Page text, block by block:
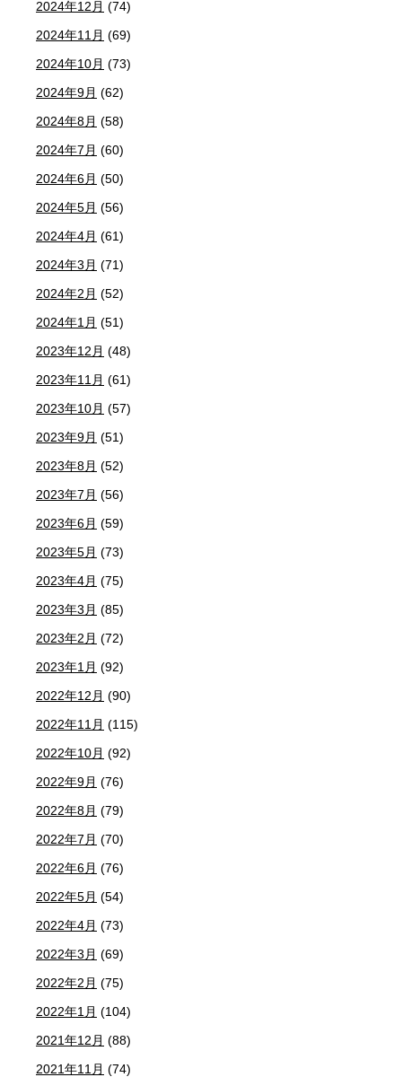
2024年12月 (74)
2024年11月 (69)
2024年10月 (73)
2024年9月 (62)
2024年8月 (58)
2024年7月 (60)
2024年6月 (50)
2024年5月 (56)
2024年4月 (61)
2024年3月 (71)
2024年2月 (52)
2024年1月 (51)
2023年12月 (48)
2023年11月 (61)
2023年10月 (57)
2023年9月 (51)
2023年8月 (52)
2023年7月 (56)
2023年6月 (59)
2023年5月 (73)
2023年4月 (75)
2023年3月 (85)
2023年2月 (72)
2023年1月 (92)
2022年12月 (90)
2022年11月 (115)
2022年10月 (92)
2022年9月 (76)
2022年8月 (79)
2022年7月 (70)
2022年6月 (76)
2022年5月 (54)
2022年4月 (73)
2022年3月 (69)
2022年2月 (75)
2022年1月 (104)
2021年12月 (88)
2021年11月 (74)